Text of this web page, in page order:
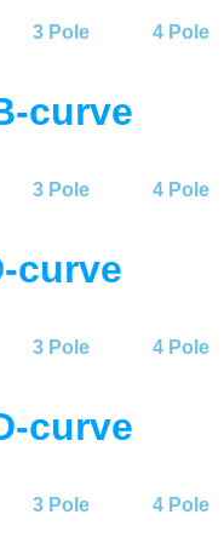
3 Pole 4 Pole
curve
3 Pole 4 Pole
curve
3 Pole 4 Pole
curve
3 Pole 4 Pole